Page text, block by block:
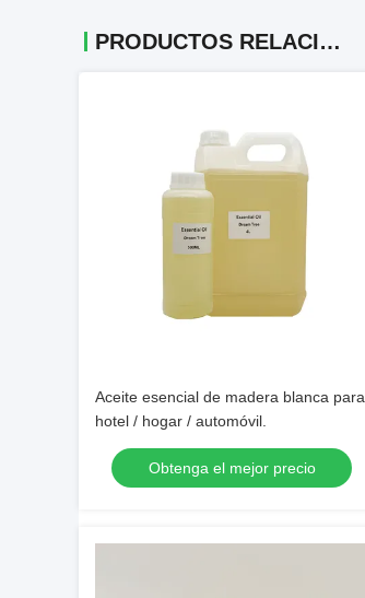
PRODUCTOS RELACIONADOS
Aceite esencial de madera blanca para
hotel / hogar / automóvil.
Obtenga el mejor precio